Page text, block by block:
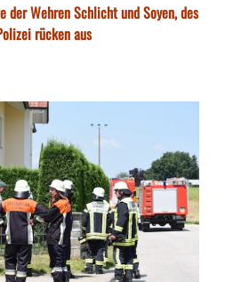
der Wehren Schlicht und Soyen, des
rücken aus